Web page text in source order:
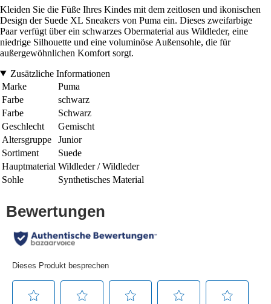
Kleiden Sie die Füße Ihres Kindes mit dem zeitlosen und ikonischen
Design der Suede XL Sneakers von Puma ein. Dieses zweifarbige
Paar verfügt über ein schwarzes Obermaterial aus Wildleder, eine
niedrige Silhouette und eine voluminöse Außensohle, die für
außergewöhnlichen Komfort sorgt.
Zusätzliche Informationen
Marke
Puma
Farbe
schwarz
Farbe
Schwarz
Geschlecht
Gemischt
Altersgruppe
Junior
Sortiment
Suede
Hauptmaterial Wildleder / Wildleder
Sohle
Synthetisches Material